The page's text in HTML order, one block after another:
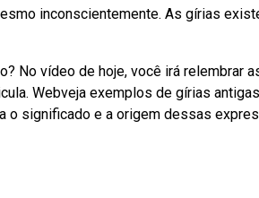
inconscientemente. As gírias
No vídeo de hoje, você irá relembrar
Webveja exemplos de gírias
o significado e a origem dessas